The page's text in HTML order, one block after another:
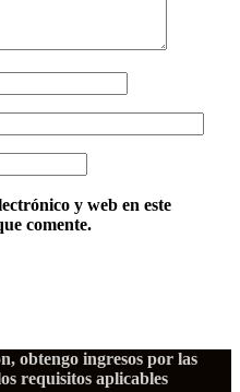
y web en este
comente.
obtengo ingresos por las
requisitos aplicables